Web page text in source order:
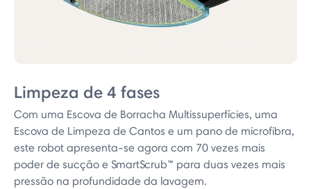
Limpeza de 4 fases
Com uma Escova de Borracha Multissuperfícies, uma
Escova de Limpeza de Cantos e um pano de microfibra,
este robot apresenta-se agora com 70 vezes mais
poder de sucção e SmartScrub™ para duas vezes mais
pressão na profundidade da lavagem.